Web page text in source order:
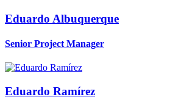
Eduardo Albuquerque
Senior Project Manager
Eduardo Ramírez